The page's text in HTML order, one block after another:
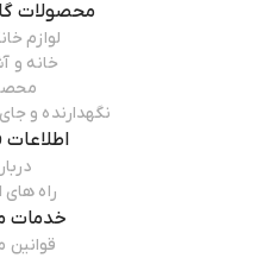
محصولات
لوازم
خانه و
نگهدارنده و
راه های
خدمات